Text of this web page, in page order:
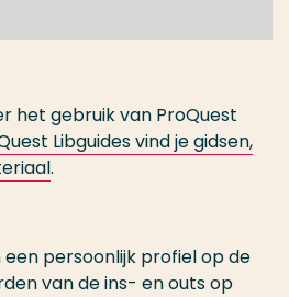
het gebruik van ProQuest
Libguides vind je gidsen,
.
persoonlijk profiel op de
van de ins- en outs op